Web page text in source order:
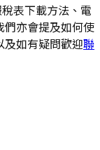
表下載方法、電
們亦會提及如何使
如有疑問歡迎聯